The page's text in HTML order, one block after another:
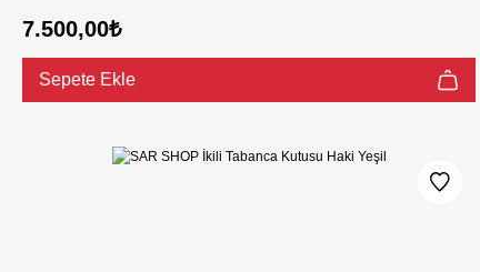
7.500,00₺
Sepete Ekle